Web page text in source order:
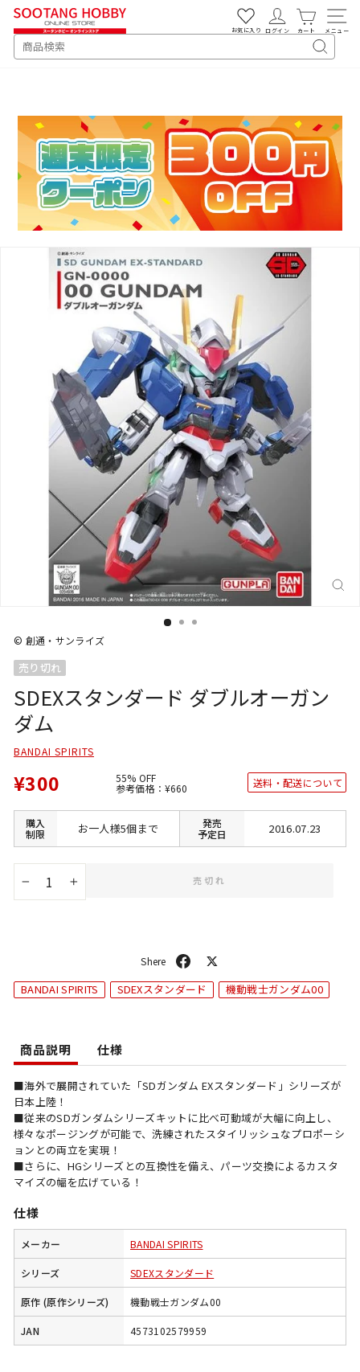
SEARCH
キ
ー
ド
検
索
お気に入り ログイン カート メニュー
© 創通・サンライズ
売り切れ
SDEXスタンダード ダブルオーガン
ダム
BANDAI SPIRITS
¥300 55% OFF
参考価格：通
価
¥660
格
送料・配送について
購入
制限
お一人様5個まで
発売
予定日
2016.07.23
+
売切れ
シ
ア
ト
BANDAI SPIRITS SDEXスタンダード 機動戦士ガンダム00
商品説明 仕様
■海外で展開されていた「SDガンダム EXスタンダード」シリーズが
日本上陸！
■従来のSDガンダムシリーズキットに比べ可動域が大幅に向上し、
様々なポージングが可能で、洗練されたスタイリッシュなプロポーシ
ョンとの両立を実現！
■さらに、HGシリーズとの互換性を備え、パーツ交換によるカスタ
マイズの幅を広げている！
仕様
メーカー BANDAI SPIRITS
シリーズ SDEXスタンダード
原作 (原作シリーズ) 機動戦士ガンダム00
JAN 4573102579959